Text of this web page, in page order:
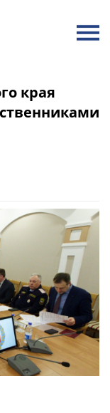
края